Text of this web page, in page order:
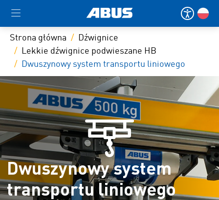
Strona główna
Dźwignice
Lekkie dźwignice podwieszane HB
Dwuszynowy system transportu liniowego
Dwuszynowy system
transportu liniowego